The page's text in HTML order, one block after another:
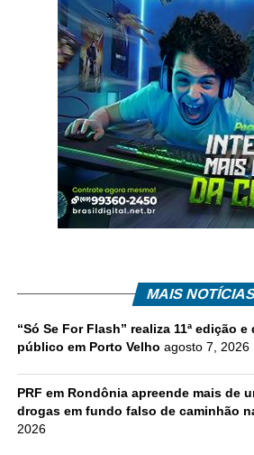
MAIS
“Só Se For Flash” realiza 11ª edição
público em Porto Velho agosto 7, 2026
PRF em Rondônia apreende mais de
drogas em fundo falso de caminhão
2026